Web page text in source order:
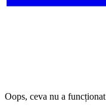
Oops, ceva nu a funcționat